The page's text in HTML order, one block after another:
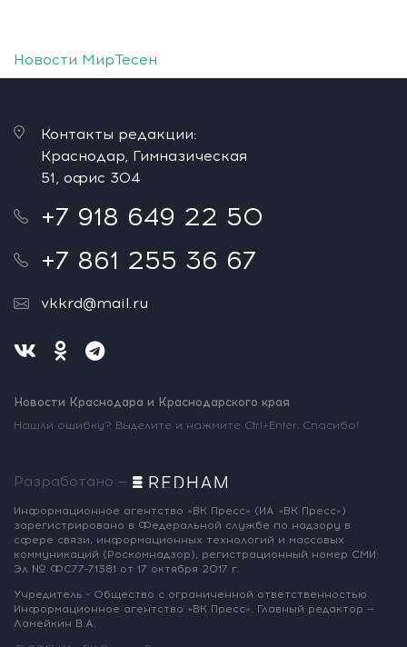
Новости МирТесен
Контакты редакции:
Краснодар, Гимназическая
51, офис 304
+7 918 649 22 50
+7 861 255 36 67
vkkrd@mail.ru
Новости Краснодара и Краснодарского края
Нашли ошибку? Выделите и нажмите Ctrl+Enter. Спасибо!
Разработано —
Информационное агентство «ВК Пресс» (ИА «ВК Пресс»)
зарегистрировано в Федеральной службе по надзору в
сфере связи, информационных технологий и массовых
коммуникаций (Роскомнадзор), регистрационный номер СМИ:
Эл № ФС77-71381 от 17 октября 2017 г.
Учредитель - Общество с ограниченной ответственностью
Информационное агентство «ВК Пресс». Главный редактор —
Ламейкин В.А.